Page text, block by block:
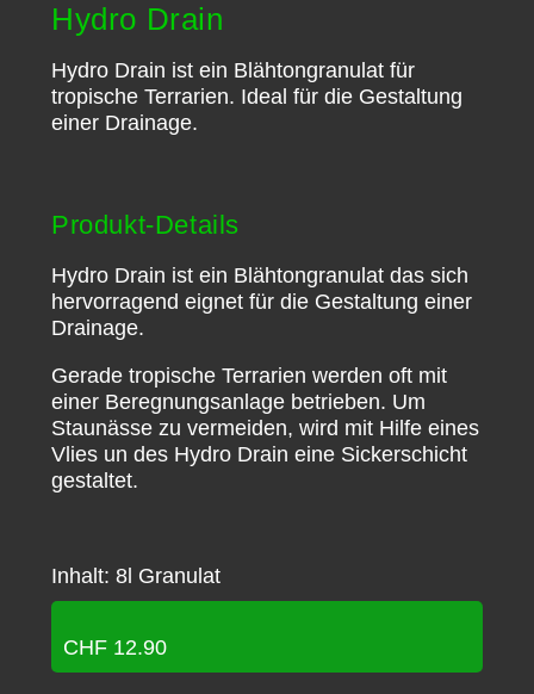
Hydro Drain
Hydro Drain ist ein Blähtongranulat für
tropische Terrarien. Ideal für die Gestaltung
einer Drainage.
Produkt-Details
Hydro Drain ist ein Blähtongranulat das sich
hervorragend eignet für die Gestaltung einer
Drainage.
Gerade tropische Terrarien werden oft mit
einer Beregnungsanlage betrieben. Um
Staunässe zu vermeiden, wird mit Hilfe eines
Vlies un des Hydro Drain eine Sickerschicht
gestaltet.
Inhalt: 8l Granulat
CHF 12.90